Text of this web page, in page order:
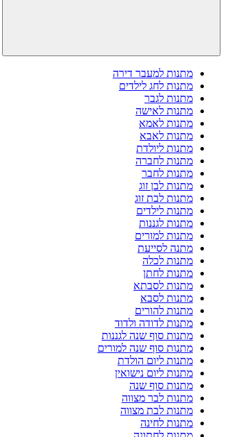
מתנות למעבר דירה
מתנות לחג לילדים
מתנות לגבר
מתנות לאישה
מתנות לאמא
מתנות לאבא
מתנות ליולדת
מתנות לחברה
מתנות לחבר
מתנות לבן זוג
מתנות לבת זוג
מתנות לילדים
מתנות לגננות
מתנות למורים
מתנה לסייעת
מתנות לכלה
מתנות לחתן
מתנות לסבתא
מתנות לסבא
מתנות להורים
מתנות לדודה ולדוד
מתנות סוף שנה לגננות
מתנות סוף שנה למורים
מתנות ליום הולדת
מתנות ליום נישואין
מתנות סוף שנה
מתנות לבר מצווה
מתנות לבת מצווה
מתנות לחינה